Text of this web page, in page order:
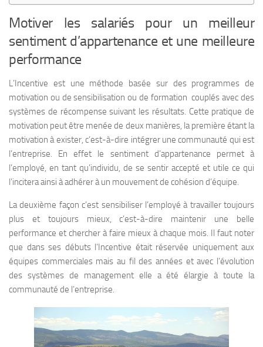
Motiver les salariés pour un meilleur
sentiment d’appartenance et une meilleure
performance
L’Incentive est une méthode basée sur des programmes de
motivation ou de sensibilisation ou de formation couplés avec des
systèmes de récompense suivant les résultats. Cette pratique de
motivation peut être menée de deux manières, la première étant la
motivation à exister, c’est-à-dire intégrer une communauté qui est
l’entreprise. En effet le sentiment d’appartenance permet à
l’employé, en tant qu’individu, de se sentir accepté et utile ce qui
l’incitera ainsi à adhérer à un mouvement de cohésion d’équipe.
La deuxième façon c’est sensibiliser l’employé à travailler toujours
plus et toujours mieux, c’est-à-dire maintenir une belle
performance et chercher à faire mieux à chaque mois. Il faut noter
que dans ses débuts l’Incentive était réservée uniquement aux
équipes commerciales mais au fil des années et avec l’évolution
des systèmes de management elle a été élargie à toute la
communauté de l’entreprise.